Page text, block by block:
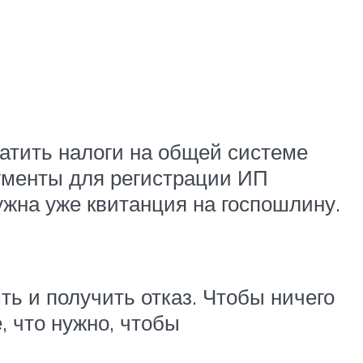
налоги на общей системе
для регистрации ИП
уже квитанция на госпошлину.
и получить отказ. Чтобы ничего
что нужно, чтобы